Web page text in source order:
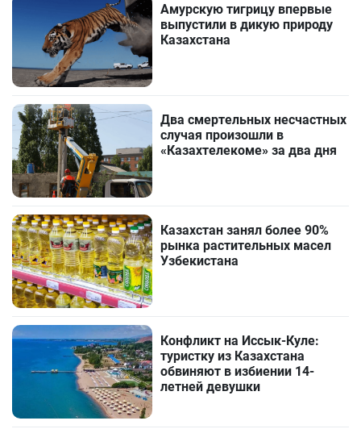
Амурскую тигрицу впервые
выпустили в дикую природу
Казахстана
Два смертельных несчастных
случая произошли в
«Казахтелекоме» за два дня
Казахстан занял более 90%
рынка растительных масел
Узбекистана
Конфликт на Иссык-Куле:
туристку из Казахстана
обвиняют в избиении 14-
летней девушки